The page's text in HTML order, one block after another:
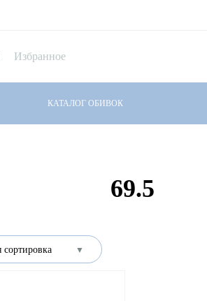
Избранное
КАТАЛОГ ОБИВОК
69.5